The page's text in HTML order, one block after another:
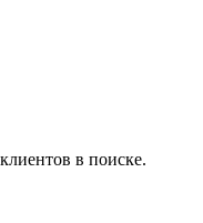
в поиске.